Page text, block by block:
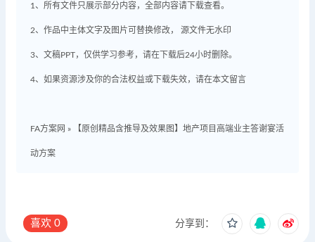
1、所有文件只展示部分内容，全部内容请下载查看。
2、作品中主体文字及图片可替换修改， 源文件无水印
3、文稿PPT，仅供学习参考，请在下载后24小时删除。
4、如果资源涉及你的合法权益或下载失效，请在本文留言
FA方案网 » 【原创精品含推导及效果图】地产项目高端业主答谢宴活
动方案
喜欢 0 分享到：